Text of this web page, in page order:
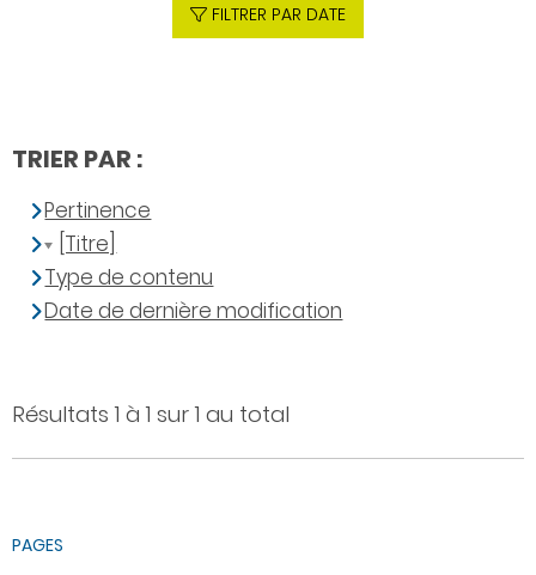
Résultats 1 à 1 sur 1 au total
PAGES
FILTRER PAR DATE
TRIER PAR :
Pertinence
[Titre]
Type de contenu
Date de dernière modification